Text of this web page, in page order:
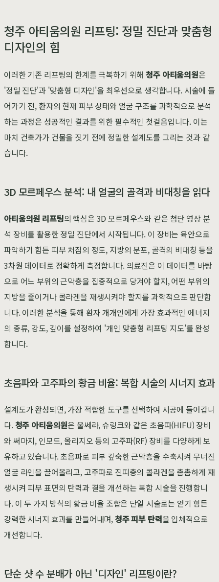
청주 아티움의원 리프팅: 정밀 진단과 맞춤형
디자인의 힘
이러한 기존 리프팅의 한계를 극복하기 위해청주 아티움의원은
'정밀 진단'과 '맞춤형 디자인'을 최우선으로 생각합니다. 시술에 들
어가기 전, 환자의 현재 피부 상태와 얼굴 구조를 과학적으로 분석
하는 과정은 성공적인 결과를 위한 필수적인 첫걸음입니다. 이는
마치 건축가가 건물을 짓기 전에 정밀한 설계도를 그리는 것과 같
습니다.
3D 모르페우스 분석: 내 얼굴의 골격과 비대칭을 읽다
아티움의원 리프팅의 핵심은 3D 모르페우스와 같은 첨단 영상 분
석 장비를 활용한 정밀 진단에서 시작됩니다. 이 장비는 육안으로
파악하기 힘든 피부 처짐의 정도, 지방의 분포, 골격의 비대칭 등을
3차원 데이터로 정확하게 측정합니다. 의료진은 이 데이터를 바탕
으로 어느 부위의 근막층을 집중적으로 당겨야 할지, 어떤 부위의
지방을 줄이거나 콜라겐을 재생시켜야 할지를 과학적으로 판단합
니다. 이러한 분석을 통해 환자 개개인에게 가장 효과적인 에너지
의 종류, 강도, 깊이를 설정하여 '개인 맞춤형 리프팅 지도'를 완성
합니다.
초음파와 고주파의 황금 비율: 복합 시술의 시너지 효과
설계도가 완성되면, 가장 적합한 도구를 선택하여 시공에 들어갑니
다.청주 아티움의원은 울쎄라, 슈링크와 같은 초음파(HIFU) 장비
와 써마지, 인모드, 올리지오 등의 고주파(RF) 장비를 다양하게 보
유하고 있습니다. 초음파로 피부 깊숙한 근막층을 수축시켜 무너진
얼굴 라인을 끌어올리고, 고주파로 진피층의 콜라겐을 촘촘하게 재
생시켜 피부 표면의 탄력과 결을 개선하는 복합 시술을 진행합니
다. 이 두 가지 방식의 황금 비율 조합은 단일 시술로는 얻기 힘든
강력한 시너지 효과를 만들어내며,청주 피부 탄력을 입체적으로
개선합니다.
단순 샷 수 분배가 아닌 '디자인' 리프팅이란?